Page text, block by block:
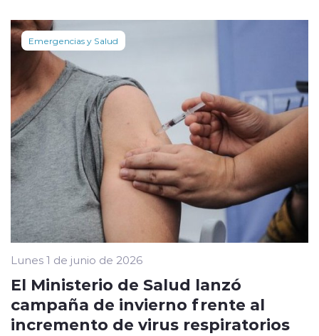
Emergencias y Salud
Lunes 1 de junio de 2026
El Ministerio de Salud lanzó
campaña de invierno frente al
incremento de virus respiratorios